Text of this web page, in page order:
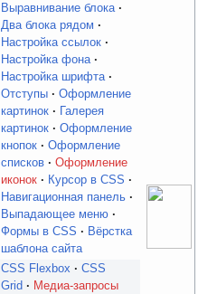
Выравнивание блока
Два блока рядом
Настройка ссылок
Настройка фона
Настройка шрифта
Отступы
Оформление
картинок
Галерея
картинок
Оформление
кнопок
Оформление
списков
Оформление
иконок
Курсор в CSS
Навигационная панель
Выпадающее меню
Формы в CSS
Вёрстка
шаблона сайта
CSS Flexbox
CSS
Grid
Медиа-запросы